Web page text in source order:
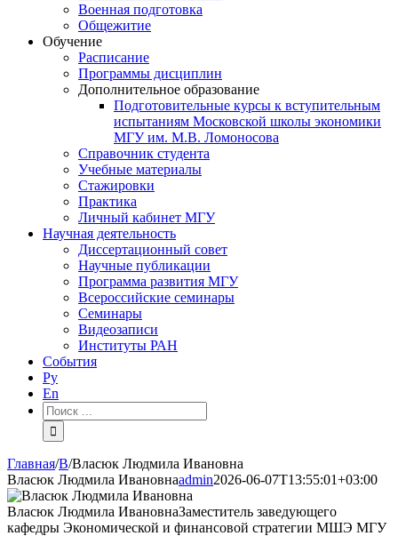
Военная подготовка
Общежитие
Обучение
Расписание
Программы дисциплин
Дополнительное образование
Подготовительные курсы к вступительным
испытаниям Московской школы экономики
МГУ им. М.В. Ломоносова
Справочник студента
Учебные материалы
Стажировки
Практика
Личный кабинет МГУ
Научная деятельность
Диссертационный совет
Научные публикации
Программа развития МГУ
Всероссийские семинары
Семинары
Видеозаписи
Институты РАН
События
Ру
En
Результат
поиска:
Главная/В/Власюк Людмила Ивановна
Власюк Людмила Ивановнаadmin2026-06-07T13:55:01+03:00
Власюк Людмила ИвановнаЗаместитель заведующего
кафедры Экономической и финансовой стратегии МШЭ МГУ